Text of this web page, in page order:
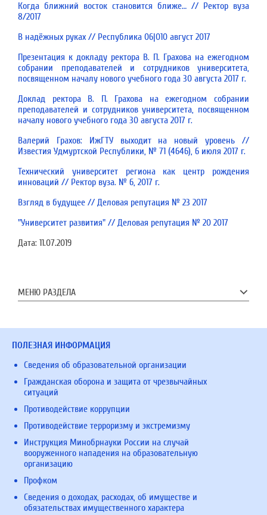
Когда ближний восток становится ближе… // Ректор вуза
8/2017
В надёжных руках // Республика 06|010 август 2017
Презентация к докладу ректора В. П. Грахова на ежегодном
собрании преподавателей и сотрудников университета,
посвященном началу нового учебного года 30 августа 2017 г.
Доклад ректора В. П. Грахова на ежегодном собрании
преподавателей и сотрудников университета, посвященном
началу нового учебного года 30 августа 2017 г.
Валерий Грахов: ИжГТУ выходит на новый уровень //
Известия Удмуртской Республики, № 71 (4646), 6 июля 2017 г.
Технический университет региона как центр рождения
инноваций // Ректор вуза. № 6, 2017 г.
Взгляд в будущее // Деловая репутация № 23 2017
"Университет развития" // Деловая репутация № 20 2017
Дата: 11.07.2019
МЕНЮ РАЗДЕЛА
ПОЛЕЗНАЯ ИНФОРМАЦИЯ
Сведения об образовательной организации
Гражданская оборона и защита от чрезвычайных
ситуаций
Противодействие коррупции
Противодействие терроризму и экстремизму
Инструкция Минобрнауки России на случай
вооруженного нападения на образовательную
организацию
Профком
Сведения о доходах, расходах, об имуществе и
обязательствах имущественного характера